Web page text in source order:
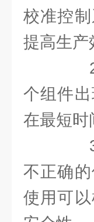
校准控
提高生产
2
个组件
在最短时
3
不正确
使用可